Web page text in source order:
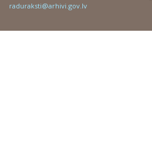
raduraksti@arhivi.gov.lv